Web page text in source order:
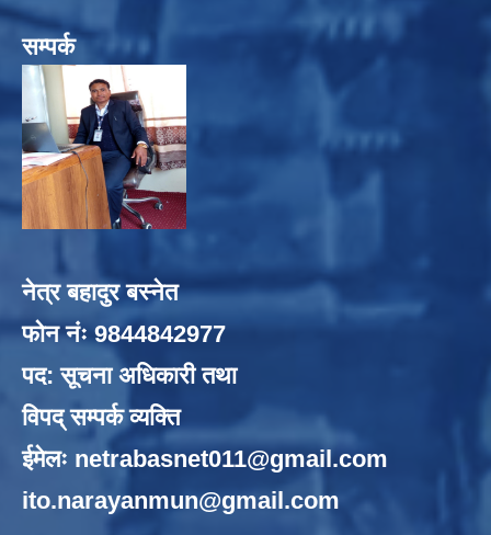
सम्पर्क
नेत्र बहादुर बस्नेत
फोन नंः 9844842977
पद: सूचना अधिकारी तथा
विपद् सम्पर्क व्यक्ति
ईमेलः netrabasnet011@gmail.com
ito.narayanmun@gmail.com